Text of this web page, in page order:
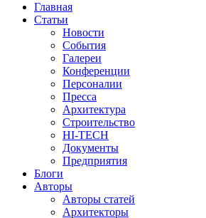
Главная
Статьи
Новости
События
Галереи
Конференции
Персоналии
Пресса
Архитектура
Строительство
HI-TECH
Документы
Предприятия
Блоги
Авторы
Авторы статей
Архитекторы